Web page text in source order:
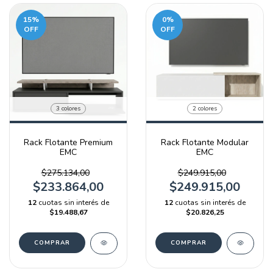
15%
OFF
3 colores
Rack Flotante Premium
EMC
$275.134,00
$233.864,00
12 cuotas sin interés de
$19.488,67
COMPRAR
0%
OFF
2 colores
Rack Flotante Modular
EMC
$249.915,00
$249.915,00
12 cuotas sin interés de
$20.826,25
COMPRAR